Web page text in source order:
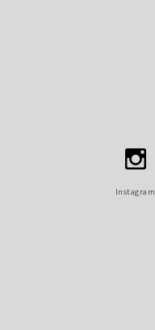
Instagram